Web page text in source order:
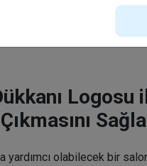
Logosu
yardımcı olabilecek bir